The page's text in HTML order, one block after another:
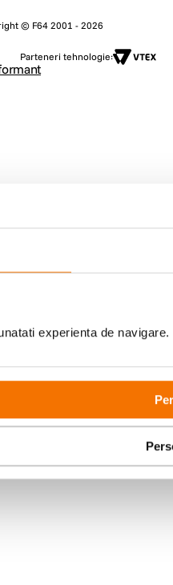
experienta de
© F64 2001 - 2026
Parteneri tehnologie: